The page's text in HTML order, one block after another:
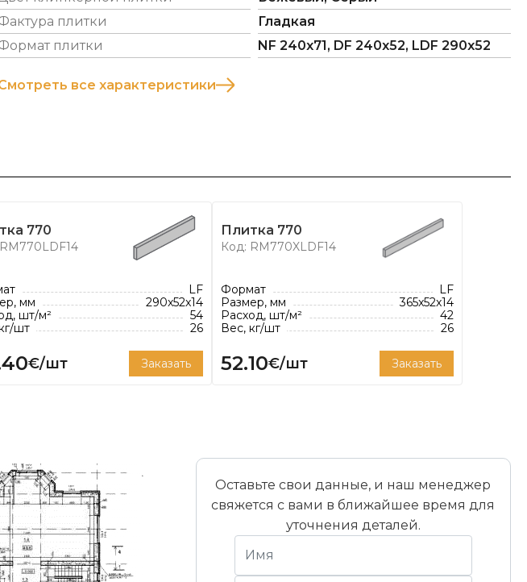
плитки
Гладкая
плитки
NF 240х71, DF 240х52, LDF 290х52
все характеристики
770
LF
мм
290x52x14
шт/м²
54
шт
26
€/шт Заказать
Плитка 770
Код: RM770XLDF14
Формат
LF
Размер, мм
365x52x14
Расход, шт/м²
42
Вес, кг/шт
26
52.10€/шт Заказать
Оставьте свои данные, и наш менеджер
свяжется с вами в ближайшее время для
уточнения деталей.